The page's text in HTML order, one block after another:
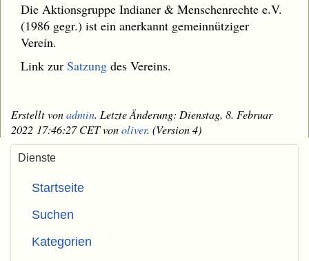
Die Aktionsgruppe Indianer & Menschenrechte e.V.
(1986 gegr.) ist ein anerkannt gemeinnütziger
Verein.
Link zurSatzung des Vereins.
Erstellt vonadmin. Letzte Änderung: Dienstag, 8. Februar
2022 17:46:27 CET vonoliver. (Version 4)
Dienste
Startseite
Suchen
Kategorien